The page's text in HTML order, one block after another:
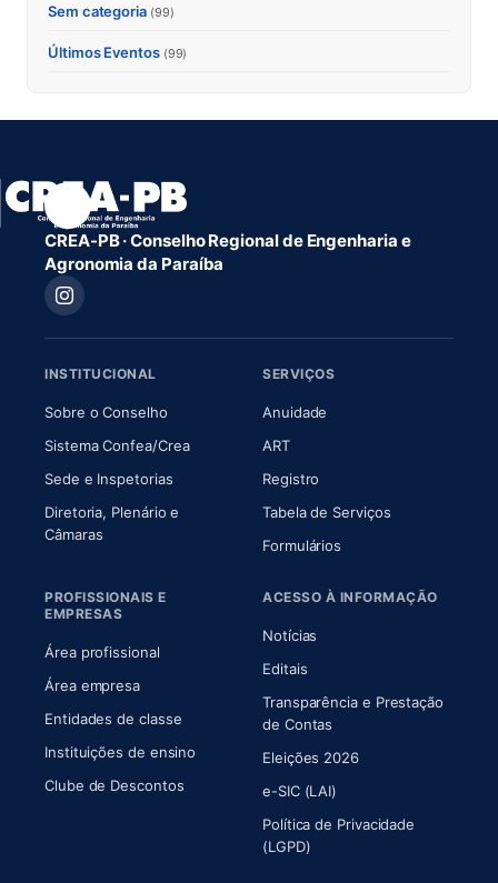
Sem categoria (99)
Últimos Eventos (99)
CREA-PB · Conselho Regional de Engenharia e
Agronomia da Paraíba
INSTITUCIONAL
Sobre o Conselho(abre em nova aba)
Sistema Confea/Crea(abre em nova aba)
Sede e Inspetorias
Diretoria, Plenário e
Câmaras(abre em nova aba)
SERVIÇOS
Anuidade
ART(abre em nova aba)
Registro
Tabela de Serviços
Formulários
PROFISSIONAIS E
EMPRESAS
Área profissional
Área empresa
Entidades de classe
Instituições de ensino
Clube de Descontos
ACESSO À INFORMAÇÃO
Notícias
Editais
Transparência e Prestação
de Contas
Eleições 2026
e-SIC (LAI)
Política de Privacidade
(LGPD)